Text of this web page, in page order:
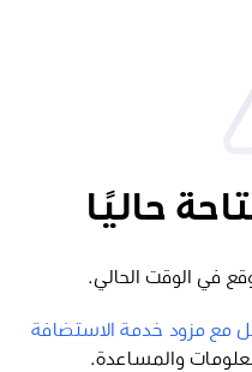
حاليًا
في الوقت الحالي.
مع مزود خدمة الاستضافة
والمساعدة.